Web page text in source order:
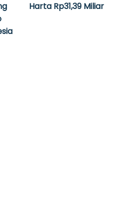
Harta Rp31,39 Miliar